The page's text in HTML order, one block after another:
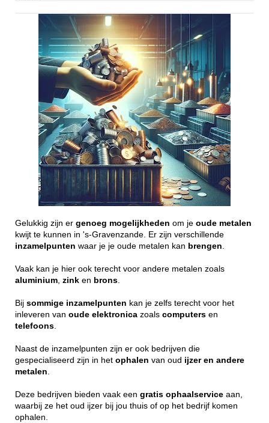
Gelukkig zijn er genoeg mogelijkheden om je oude metalen
kwijt te kunnen in 's-Gravenzande. Er zijn verschillende
inzamelpunten waar je je oude metalen kan brengen.
Vaak kan je hier ook terecht voor andere metalen zoals
aluminium, zink en brons.
Bij sommige inzamelpunten kan je zelfs terecht voor het
inleveren van oude elektronica zoals computers en
telefoons.
Naast de inzamelpunten zijn er ook bedrijven die
gespecialiseerd zijn in het ophalen van oud ijzer en andere
metalen.
Deze bedrijven bieden vaak een gratis ophaalservice aan,
waarbij ze het oud ijzer bij jou thuis of op het bedrijf komen
ophalen.